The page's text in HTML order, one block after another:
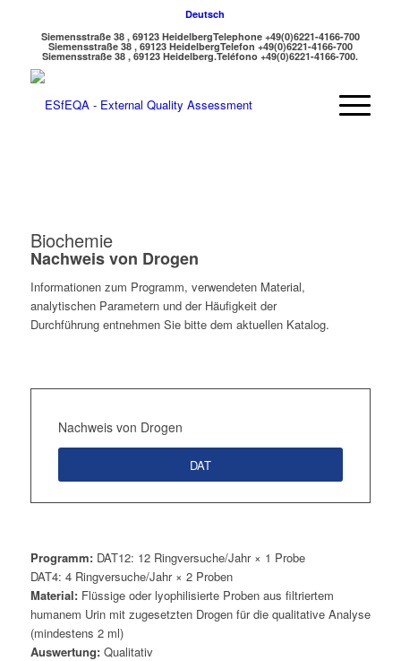
Deutsch
Siemensstraße 38 , 69123 HeidelbergTelephone +49(0)6221-4166-700
Siemensstraße 38 , 69123 HeidelbergTelefon +49(0)6221-4166-700
Siemensstraße 38 , 69123 Heidelberg.Teléfono +49(0)6221-4166-700.
Biochemie
Nachweis von Drogen
Informationen zum Programm, verwendeten Material,
analytischen Parametern und der Häufigkeit der
Durchführung entnehmen Sie bitte dem aktuellen Katalog.
Nachweis von Drogen
DAT
Programm:DAT12: 12 Ringversuche/Jahr × 1 Probe
DAT4: 4 Ringversuche/Jahr × 2 Proben
Material:Flüssige oder lyophilisierte Proben aus filtriertem
humanem Urin mit zugesetzten Drogen für die qualitative Analyse
(mindestens 2 ml)
Auswertung:Qualitativ